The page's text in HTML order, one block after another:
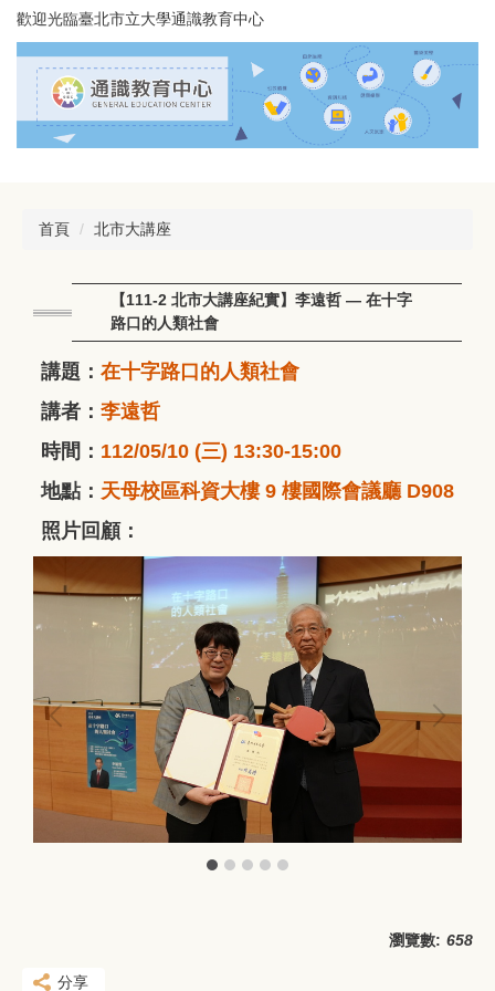
跳
到
主
歡迎光臨臺北市立大學通識教育中心
首頁 北市大講座
【111-2 北市大講座紀實】李遠哲 — 在十字
路口的人類社會
講題： 在十字路口的人類社會
講者： 李遠哲
時間： 112/05/10 (三) 13:30-15:00
地點： 天母校區科資大樓 9 樓國際會議廳 D908
照片回顧：
瀏覽數: 658
分享